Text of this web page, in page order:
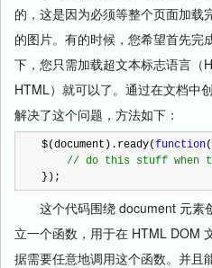
的，这是因为必须等整个页面加载
的图片。有的时候，您希望首先完
下，您只需加载超文本标志语言（
HTML）就可以了。通过在文档中
解决了这个问题，方法如下：
$(document).ready(function
// do this stuff when
});
这个代码围绕 document 元素
立一个函数，用于在 HTML DOM
据需要任意地调用这个函数。并且